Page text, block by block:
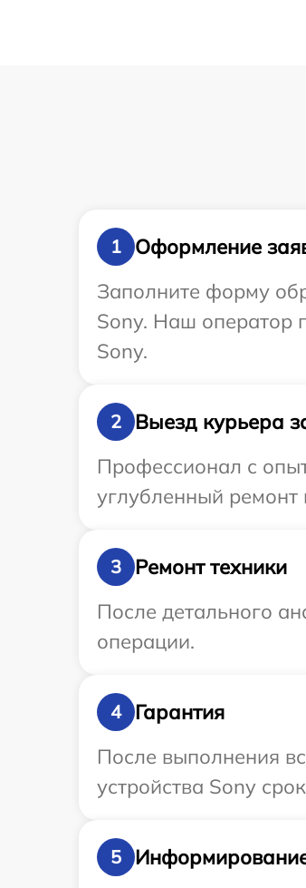
1
Оформление
Заполните форму
Sony. Наш оператор
Sony.
2
Выезд курьера
Профессионал с
углубленный ремонт
3
Ремонт техники
После детального
операции.
4
Гарантия
После выполнения
устройства Sony
5